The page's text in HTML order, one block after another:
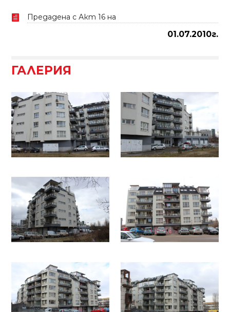
 Предадена с Акт 16 на
01.07.2010г.
ГАЛЕРИЯ